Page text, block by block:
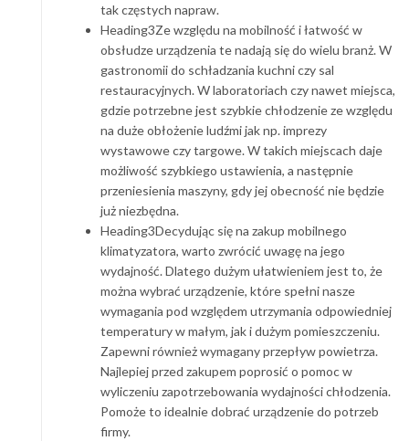
tak częstych napraw.
Heading3Ze względu na mobilność i łatwość w
obsłudze urządzenia te nadają się do wielu branż. W
gastronomii do schładzania kuchni czy sal
restauracyjnych. W laboratoriach czy nawet miejsca,
gdzie potrzebne jest szybkie chłodzenie ze względu
na duże obłożenie ludźmi jak np. imprezy
wystawowe czy targowe. W takich miejscach daje
możliwość szybkiego ustawienia, a następnie
przeniesienia maszyny, gdy jej obecność nie będzie
już niezbędna.
Heading3Decydując się na zakup mobilnego
klimatyzatora, warto zwrócić uwagę na jego
wydajność. Dlatego dużym ułatwieniem jest to, że
można wybrać urządzenie, które spełni nasze
wymagania pod względem utrzymania odpowiedniej
temperatury w małym, jak i dużym pomieszczeniu.
Zapewni również wymagany przepływ powietrza.
Najlepiej przed zakupem poprosić o pomoc w
wyliczeniu zapotrzebowania wydajności chłodzenia.
Pomoże to idealnie dobrać urządzenie do potrzeb
firmy.